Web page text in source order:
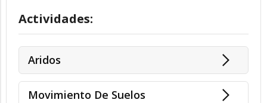
Actividades:
Aridos
Movimiento De Suelos